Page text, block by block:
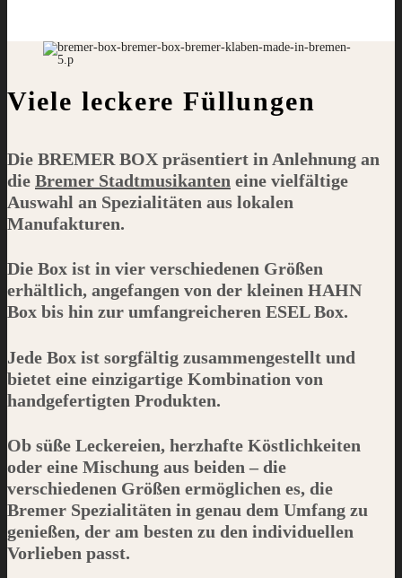
Viele leckere Füllungen
Die BREMER BOX präsentiert in Anlehnung an
die Bremer Stadtmusikanten eine vielfältige
Auswahl an Spezialitäten aus lokalen
Manufakturen.
Die Box ist in vier verschiedenen Größen
erhältlich, angefangen von der kleinen HAHN
Box bis hin zur umfangreicheren ESELBox.
Jede Box ist sorgfältig zusammengestellt und
bietet eine einzigartige Kombination von
handgefertigten Produkten.
Ob süße Leckereien, herzhafte Köstlichkeiten
oder eine Mischung aus beiden – die
verschiedenen Größen ermöglichen es, die
Bremer Spezialitäten in genau dem Umfang zu
genießen, der am besten zu den individuellen
Vorlieben passt.